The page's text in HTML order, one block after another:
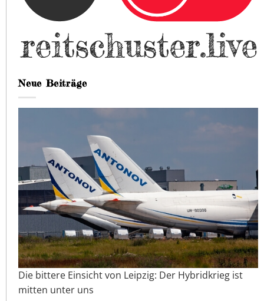
Neue Beiträge
Die bittere Einsicht von Leipzig: Der Hybridkrieg ist
mitten unter uns